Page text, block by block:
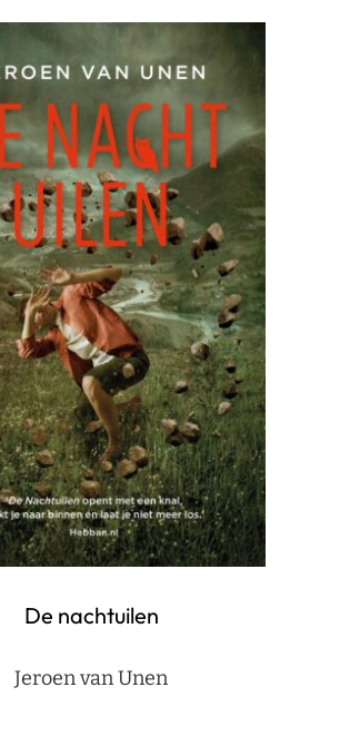
De nachtuilen
Jeroen van Unen